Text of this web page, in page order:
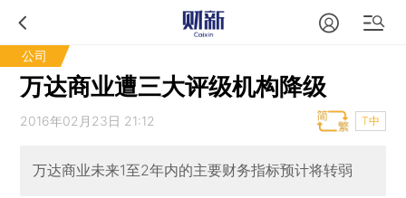
公司
万达商业遭三大评级机构降级
2016年02月23日 21:12 T中
万达商业未来1至2年内的主要财务指标预计将转弱